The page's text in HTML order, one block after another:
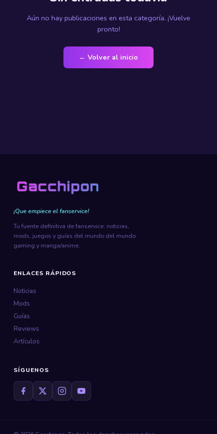
Aún no hay publicaciones en esta categoría. ¡Vuelve
pronto!
← Volver al inicio
¡Que empiece el fanservice!
Tu fuente definitiva de fanservice: noticias,
mods, juegos y guías del mundo del mundo
gaming y manga/anime.
ENLACES RÁPIDOS
Noticias
Mods
Guías
Reviews
Artículos
SÍGUENOS